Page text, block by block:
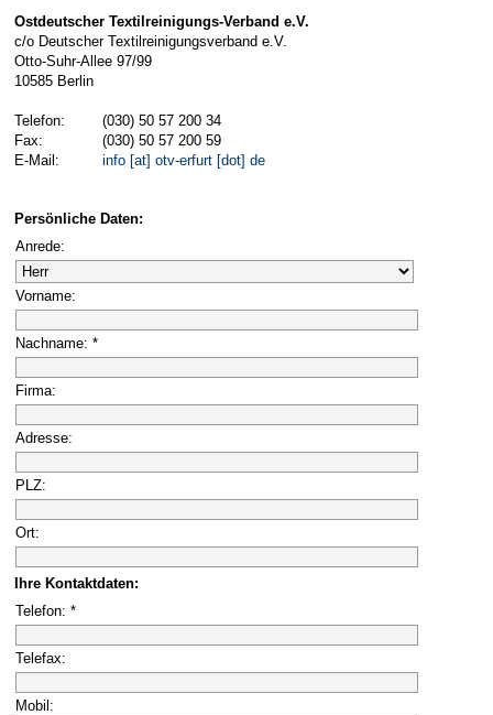
Ostdeutscher Textilreinigungs-Verband e.V.
c/o Deutscher Textilreinigungsverband e.V.
Otto-Suhr-Allee 97/99
10585 Berlin
Telefon:
(030) 50 57 200 34
Fax:
(030) 50 57 200 59
E-Mail:
info [at] otv-erfurt [dot] de
Persönliche Daten:
Anrede:
Vorname:
Nachname: *
Firma:
Adresse:
PLZ:
Ort:
Ihre Kontaktdaten:
Telefon: *
Telefax:
Mobil: